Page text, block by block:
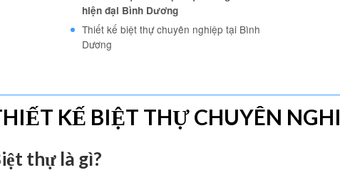
hiện đại Bình Dương
Thiết kế biệt thự chuyên nghiệp tại Bình
Dương
KẾ BIỆT THỰ CHUYÊN
thự là gì?